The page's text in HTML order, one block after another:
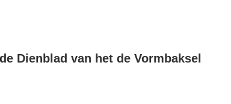
Dienblad van het de Vormbaksel